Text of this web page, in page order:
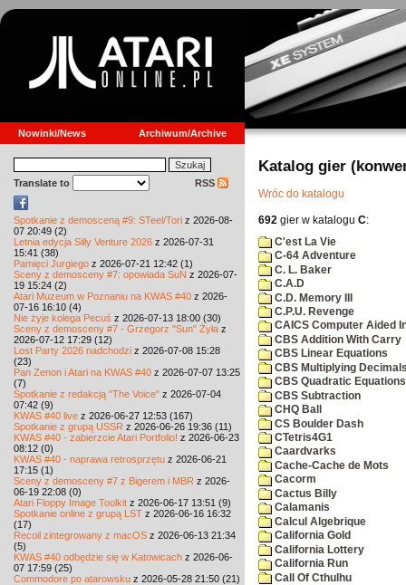
Nowinki/News Archiwum/Archive
Translate to RSS
Spotkanie z demosceną #9: STeel/Tori z 2026-08-
07 20:49 (2)
Letnia edycja Silly Venture 2026 z 2026-07-31
15:41 (38)
Pamięci Jurgiego z 2026-07-21 12:42 (1)
Sceny z demosceny #7: opowiada SuN z 2026-07-
19 15:24 (2)
Atari Muzeum w Poznaniu na KWAS #40 z 2026-
07-16 16:10 (4)
Nie żyje kolega Pecuś z 2026-07-13 18:00 (30)
Sceny z demosceny #7 - Grzegorz "Sun" Żyła z
2026-07-12 17:29 (12)
Lost Party 2026 nadchodzi z 2026-07-08 15:28
(23)
Pan Zenon i Atari na KWAS #40 z 2026-07-07 13:25
(7)
Spotkanie z redakcją "The Voice" z 2026-07-04
07:42 (9)
KWAS #40 live z 2026-06-27 12:53 (167)
Spotkanie z grupą USSR z 2026-06-26 19:36 (11)
KWAS #40 - zabierzcie Atari Portfolio! z 2026-06-23
08:12 (0)
KWAS #40 - naprawa retrosprzętu z 2026-06-21
17:15 (1)
Sceny z demosceny #7 z Bigerem i MBR z 2026-
06-19 22:08 (0)
Atari Floppy Image Toolkit z 2026-06-17 13:51 (9)
Spotkanie online z grupą LST z 2026-06-16 16:32
(17)
Recoil zintegrowany z macOS z 2026-06-13 21:34
(5)
KWAS #40 odbędzie się w Katowicach z 2026-06-
07 17:59 (25)
Commodore po atarowsku z 2026-05-28 21:50 (21)
Katalog gier
Wróc do katalogu
692 gier w katalogu C:
C'est La Vie
C-64 Adventure
C. L. Baker
C.A.D
C.D. Memory III
C.P.U. Revenge
CAICS Computer Aided
CBS Addition With Carry
CBS Linear Equations
CBS Multiplying
CBS Quadratic Equations
CBS Subtraction
CHQ Ball
CS Boulder Dash
CTetris4G1
Caardvarks
Cache-Cache de Mots
Cacorm
Cactus Billy
Calamanis
Calcul Algebrique
California Gold
California Lottery
California Run
Call Of Cthulhu